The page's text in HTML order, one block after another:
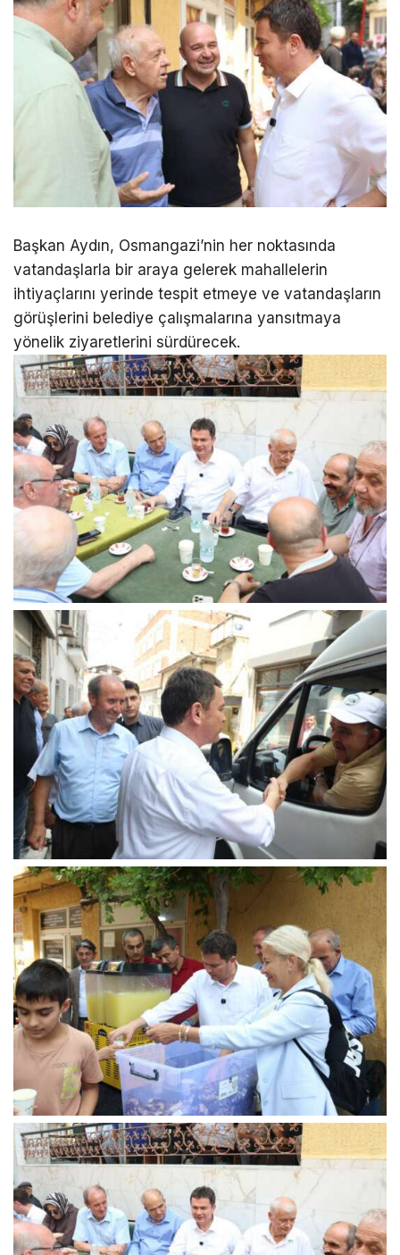
Başkan Aydın, Osmangazi’nin her noktasında
vatandaşlarla bir araya gelerek mahallelerin
ihtiyaçlarını yerinde tespit etmeye ve vatandaşların
görüşlerini belediye çalışmalarına yansıtmaya
yönelik ziyaretlerini sürdürecek.